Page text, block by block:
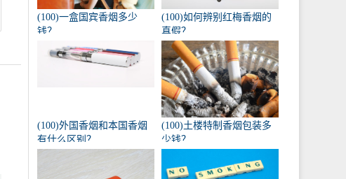
(100)一盒国宾香烟多少
钱？
(100)如何辨别红梅香烟的
真假？
(100)外国香烟和本国香烟
有什么区别？
(100)土楼特制香烟包装多
少钱？